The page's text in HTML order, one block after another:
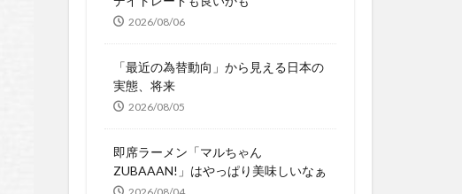
2026/08/06
「最近の為替動向」から見える日本の
実態、将来
2026/08/05
即席ラーメン「マルちゃん
ZUBAAAN!」はやっぱり美味しいなぁ